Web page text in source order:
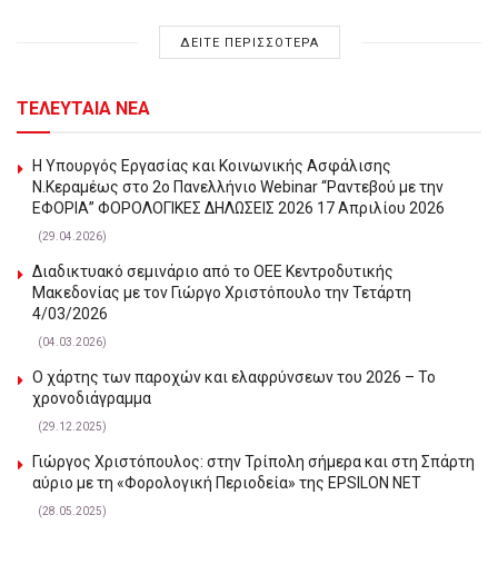
ΔΕΙΤΕ ΠΕΡΙΣΣΟΤΕΡΑ
ΤΕΛΕΥΤΑΙΑ ΝΕΑ
Η Υπουργός Εργασίας και Κοινωνικής Ασφάλισης
Ν.Κεραμέως στο 2o Πανελλήνιο Webinar “Ραντεβού με την
ΕΦΟΡΙΑ” ΦΟΡΟΛΟΓΙΚΕΣ ΔΗΛΩΣΕΙΣ 2026 17 Απριλίου 2026
(29.04.2026)
Διαδικτυακό σεμινάριο από το ΟΕΕ Κεντροδυτικής
Μακεδονίας με τον Γιώργο Χριστόπουλο την Τετάρτη
4/03/2026
(04.03.2026)
Ο χάρτης των παροχών και ελαφρύνσεων του 2026 – Το
χρονοδιάγραμμα
(29.12.2025)
Γιώργος Χριστόπουλος: στην Τρίπολη σήμερα και στη Σπάρτη
αύριο με τη «Φορολογική Περιοδεία» της EPSILON NET
(28.05.2025)